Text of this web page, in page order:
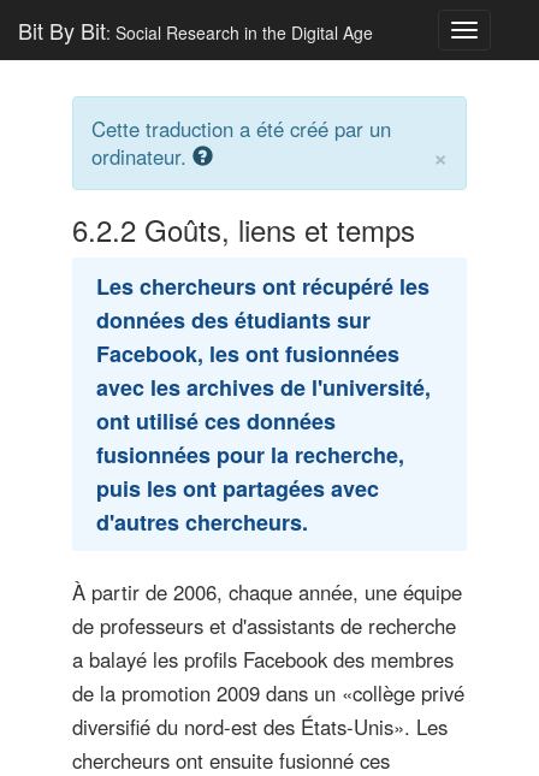
Toggle
Bit By Bit: Social Research in the Digital Age
Cette traduction a été créé par un
ordinateur.
×
6.2.2 Goûts, liens et temps
Les chercheurs ont récupéré les
données des étudiants sur
Facebook, les ont fusionnées
avec les archives de l'université,
ont utilisé ces données
fusionnées pour la recherche,
puis les ont partagées avec
d'autres chercheurs.
À partir de 2006, chaque année, une équipe
de professeurs et d'assistants de recherche
a balayé les profils Facebook des membres
de la promotion 2009 dans un «collège privé
diversifié du nord-est des États-Unis». Les
chercheurs ont ensuite fusionné ces